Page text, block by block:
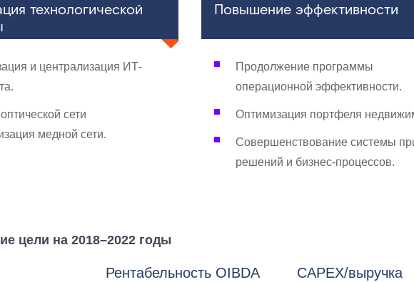
технологической
и централизация ИТ-
сети
медной сети.
Повышение эффективности
Продолжение программы
операционной эффективности.
Оптимизация портфеля
Совершенствование системы
решений и бизнес-процессов.
цели на 2018–2022 годы
Рентабельность OIBDA CAPEX/выручка